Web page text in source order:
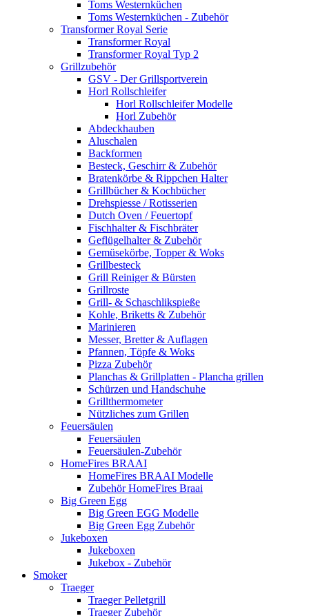
Toms Westernküchen
Toms Westernküchen - Zubehör
Transformer Royal Serie
Transformer Royal
Transformer Royal Typ 2
Grillzubehör
GSV - Der Grillsportverein
Horl Rollschleifer
Horl Rollschleifer Modelle
Horl Zubehör
Abdeckhauben
Aluschalen
Backformen
Besteck, Geschirr & Zubehör
Bratenkörbe & Rippchen Halter
Grillbücher & Kochbücher
Drehspiesse / Rotisserien
Dutch Oven / Feuertopf
Fischhalter & Fischbräter
Geflügelhalter & Zubehör
Gemüsekörbe, Topper & Woks
Grillbesteck
Grill Reiniger & Bürsten
Grillroste
Grill- & Schaschlikspieße
Kohle, Briketts & Zubehör
Marinieren
Messer, Bretter & Auflagen
Pfannen, Töpfe & Woks
Pizza Zubehör
Planchas & Grillplatten - Plancha grillen
Schürzen und Handschuhe
Grillthermometer
Nützliches zum Grillen
Feuersäulen
Feuersäulen
Feuersäulen-Zubehör
HomeFires BRAAI
HomeFires BRAAI Modelle
Zubehör HomeFires Braai
Big Green Egg
Big Green EGG Modelle
Big Green Egg Zubehör
Jukeboxen
Jukeboxen
Jukebox - Zubehör
Smoker
Traeger
Traeger Pelletgrill
Traeger Zubehör